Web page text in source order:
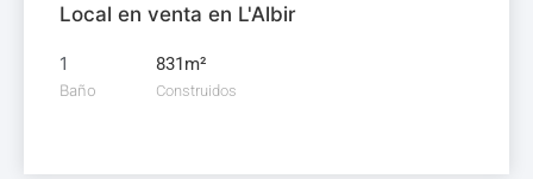
Local en venta en L'Albir
1
Baño
831m²
Construidos